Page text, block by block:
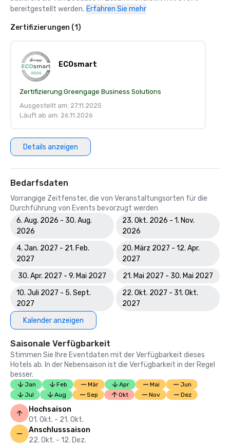
bereitgestellt werden. Erfahren Sie mehr
Zertifizierungen (1)
ECOsmart
Zertifizierung:Greengage Business Solutions
Ausgestellt am: 27.11.2025
Läuft ab am: 26.11.2026
Details anzeigen
Bedarfsdaten
Vorrangige Zeitfenster, die von Veranstaltungsorten für die
Durchführung von Events bevorzugt werden
6. Aug. 2026 - 30. Aug.
2026
23. Okt. 2026 - 1. Nov.
2026
4. Jan. 2027 - 21. Feb.
2027
20. März 2027 - 12. Apr.
2027
30. Apr. 2027 - 9. Mai 2027
21. Mai 2027 - 30. Mai 2027
10. Juli 2027 - 5. Sept.
2027
22. Okt. 2027 - 31. Okt.
2027
Kalender anzeigen
Saisonale Verfügbarkeit
Stimmen Sie Ihre Eventdaten mit der Verfügbarkeit dieses
Hotels ab. In der Nebensaison ist die Verfügbarkeit in der Regel
besser.
Jan Feb Mär Apr Mai
Jun
Jul
Aug Sep Okt Nov Dez
Hochsaison
01. Okt. - 21. Okt.
Anschlusssaison
22. Okt. - 12. Dez.